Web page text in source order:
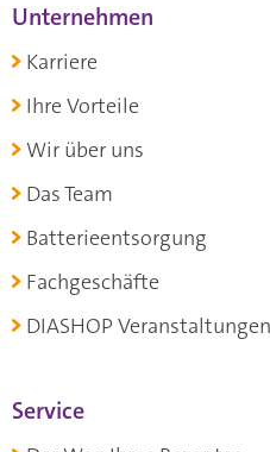
Unternehmen
Karriere
Ihre Vorteile
Wir über uns
Das Team
Batterieentsorgung
Fachgeschäfte
DIASHOP Veranstaltungen
Service